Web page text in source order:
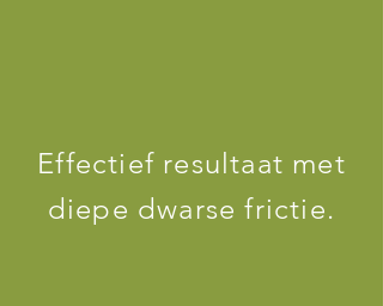
Effectief resultaat met
diepe dwarse frictie.